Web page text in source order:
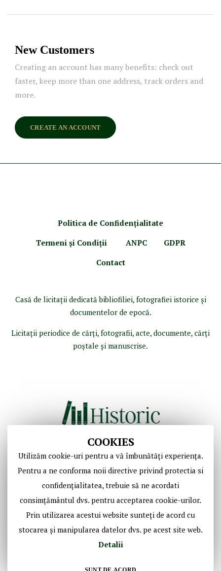
New Customers
Creating an account has many benefits: check out
faster, keep more than one address, track orders and
more.
CREATE AN ACCOUNT
COOKIES
Utilizăm cookie-uri pentru a vă îmbunătăți experiența.
Pentru a ne conforma noii directive privind protectia si
confidențialitatea, trebuie să ne acordati
consimțământul dvs. pentru acceptarea cookie-urilor.
Prin utilizarea acestui website sunteți de acord cu
stocarea și manipularea datelor dvs. pe acest site web.
Detalii
Politica de Confidenţialitate
Termeni şi Condiţii
ANPC
GDPR
Contact
Casă de licitaţii dedicată bibliofiliei, fotografiei istorice şi
documentelor de epocă.
Licitaţii periodice de cărţi, fotografii, acte, documente, cărţi
poştale şi manuscrise.
Copyright © Casa de Licitaţii Historic SRL
Social Media Historic